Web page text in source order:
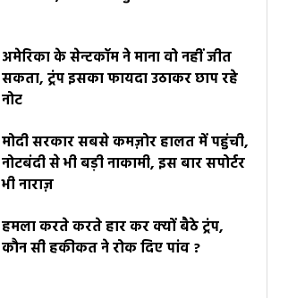
अमेरिका के सेन्टकॉम ने माना वो नहीं जीत
सकता, ट्रंप इसका फायदा उठाकर छाप रहे
नोट
मोदी सरकार सबसे कमज़ोर हालत में पहुंची,
नोटबंदी से भी बड़ी नाकामी, इस बार सपोर्टर
भी नाराज़
हमला करते करते हार कर क्यों बैठे ट्रंप,
कौन सी हकीकत ने रोक दिए पांव ?